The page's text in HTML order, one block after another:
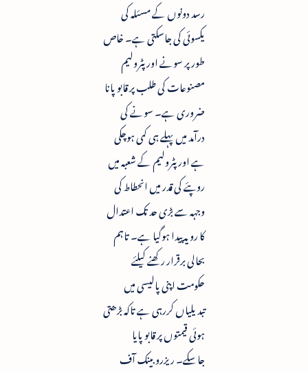
رسد دونوں کے مسئلہ کی
یکسوئی کی جاسکتی ہے۔ خاص
طورپر سونے اور پٹرولیم
مصنوعات کی طلب پر قابو پانا
ضروری ہے۔ سونے کی
درآمد میں پہلے ہی کمی ہوچکی
ہے اور پٹرولیم کے شعبہ میں
روپئے کی قدر میں انحطاط کی
وجہہ سے بڑی حد تک اعتدال
کا رویہ پیدا ہوگیا ہے۔ تاہم
بحالی برقرار رکھنے کیلئے
حکومت اپنی پالیسی میں
تبدیلیاں کررہی ہے تاکہ بڑھتی
ہوئی قیمتوں پر قابو پایا
جاسکے۔ ریزرو بینک آف